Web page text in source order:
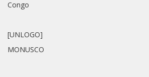
Congo
[UNLOGO]
MONUSCO